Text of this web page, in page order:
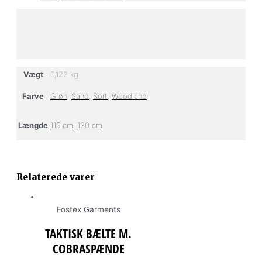
Vægt 0,122 kg
Farve Grøn, Sand, Sort, Woodland
Længde 115 cm, 130 cm
Relaterede varer
Fostex Garments
TAKTISK BÆLTE M.
COBRASPÆNDE